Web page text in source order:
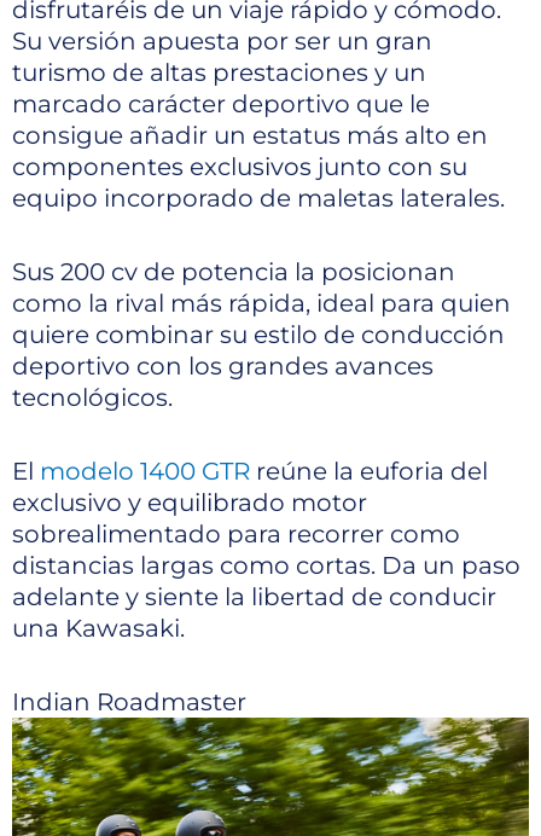
disfrutaréis de un viaje rápido y cómodo.
Su versión apuesta por ser un gran
turismo de altas prestaciones y un
marcado carácter deportivo que le
consigue añadir un estatus más alto en
componentes exclusivos junto con su
equipo incorporado de maletas laterales.
Sus 200 cv de potencia la posicionan
como la rival más rápida, ideal para quien
quiere combinar su estilo de conducción
deportivo con los grandes avances
tecnológicos.
El modelo 1400 GTR reúne la euforia del
exclusivo y equilibrado motor
sobrealimentado para recorrer como
distancias largas como cortas. Da un paso
adelante y siente la libertad de conducir
una Kawasaki.
Indian Roadmaster